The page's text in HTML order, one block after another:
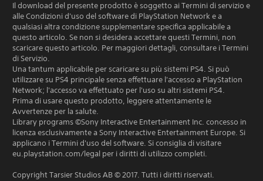
Il download del presente prodotto è soggetto ai Termini di servizio e
alle Condizioni d'uso del software di PlayStation Network e a
qualsiasi altra condizione supplementare specifica applicabile a
questo articolo. Se non si desidera accettare questi Termini, non
scaricare questo articolo. Per maggiori dettagli, consultare i Termini
di Servizio.
Una tantum applicabile per scaricare su più sistemi PS4. Si può
utilizzare su PS4 principale senza effettuare l'accesso a PlayStation
Network; l'accesso va effettuato per l'uso su altri sistemi PS4.
Prima di usare questo prodotto, leggere attentamente le
Avvertenze per la salute.
Library programs ©Sony Interactive Entertainment Inc. concesso in
licenza esclusivamente a Sony Interactive Entertainment Europe. Si
applicano i Termini d'uso del software. Si consiglia di visitare
eu.playstation.com/legal per i diritti di utilizzo completi.
Copyright Tarsier Studios AB © 2017. Tutti i diritti riservati.